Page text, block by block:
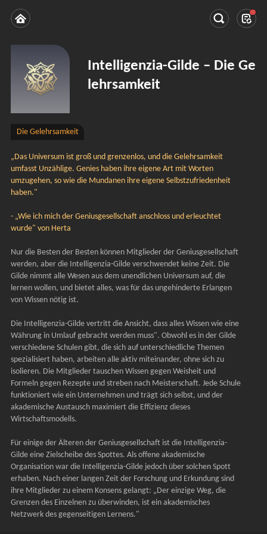
Intelligenzia-Gilde – Die Ge
lehrsamkeit
Die Gelehrsamkeit
„Das Universum ist groß und grenzenlos, und die Gelehrsamkeit
umfasst Unzählige. Genies haben ihre eigene Art mit Worten
umzugehen, so wie die Mundanen ihre eigene Selbstzufriedenheit
haben."
- „Wie ich mich der Geniusgesellschaft anschloss und erleuchtet
wurde" von Herta
Nur die Besten der Besten können Mitglieder der Geniusgesellschaft
werden, aber die Intelligenzia-Gilde verschwendet keine Zeit. Die
Gilde nimmt alle Wesen aus dem unendlichen Universum auf, die
lernen wollen, und bietet alles, was für das ungehinderte Erlangen
von Wissen nötig ist.
Die Intelligenzia-Gilde vertritt die Ansicht, dass alles Wissen wie eine
Währung in Umlauf gebracht werden muss". Obwohl es in der Gilde
verschiedene Schulen gibt, die sich auf unterschiedliche Themen
spezialisiert haben, arbeiten alle aktiv miteinander, ohne sich zu
isolieren. Die Mitglieder tauschen Wissen gegen Weisheit und
Formeln gegen Rezepte und streben nach Meisterschaft. Jede Schule
funktioniert wie ein Unternehmen und trägt sich selbst, und der
akademische Austausch maximiert die Effizienz dieses
Wirtschaftsmodells.
Für einige der Älteren der Geniusgesellschaft ist die Intelligenzia-
Gilde eine Zielscheibe des Spottes. Als offene akademische
Organisation war die Intelligenzia-Gilde jedoch über solchen Spott
erhaben. Nach einer langen Zeit der Forschung und Erkundung sind
ihre Mitglieder zu einem Konsens gelangt: „Der einzige Weg, die
Grenzen des Einzelnen zu überwinden, ist ein akademisches
Netzwerk des gegenseitigen Lernens."